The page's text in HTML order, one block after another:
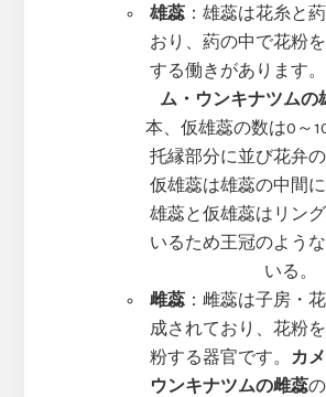
雄蕊 ：雄蕊は花糸と
おり、葯の中で花粉
する働きがあります。
ム・ウンキナツムの
本、仮雄蕊の数は0～
托縁部分に並び花弁の
仮雄蕊は雄蕊の中間に
雄蕊と仮雄蕊はリン
いるため王冠のよう
いる。
雌蕊 ：雌蕊は子房・
成されており、花粉
粉する器官です。 カ
ウンキナツムの雌蕊